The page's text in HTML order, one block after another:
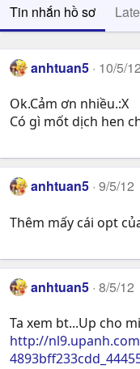
Tin nhắn hồ sơ
anhtuan5 10/5/12
Ok.Cảm ơn nhiều.:X
Có gì mốt dịch hen
anhtuan5 9/5/12
Thêm mấy cái opt
anhtuan5 8/5/12
Ta xem bt...Up cho
http://